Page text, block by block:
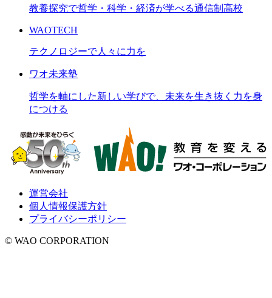
教養探究で哲学・科学・経済が学べる通信制高校
WAOTECH
テクノロジーで人々に力を
ワオ未来塾
哲学を軸にした新しい学びで、未来を生き抜く力を身
につける
運営会社
個人情報保護方針
プライバシーポリシー
© WAO CORPORATION